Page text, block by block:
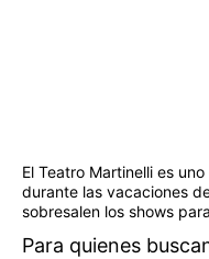
El Teatro Martinelli es
durante las vacaciones
sobresalen los shows
Para quienes